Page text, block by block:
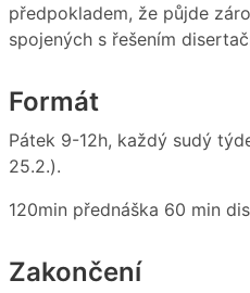
předpokladem, že půjde
spojených s řešením
Formát
Pátek 9-12h, každý sudý
25.2.).
120min přednáška 60 min
Zakončení